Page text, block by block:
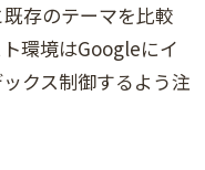
存のテーマを比較
環境はGoogleにイ
クス制御するよう注